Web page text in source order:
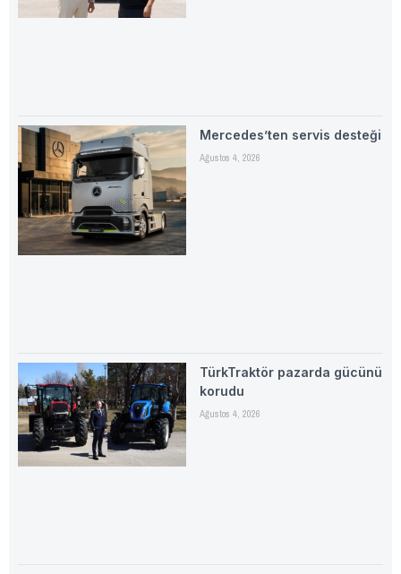
Mercedes’ten servis desteği
Ağustos 4, 2026
TürkTraktör pazarda gücünü
korudu
Ağustos 4, 2026